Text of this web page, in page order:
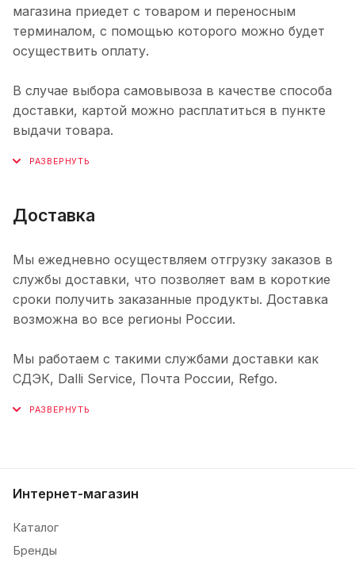
магазина приедет с товаром и переносным
терминалом, с помощью которого можно будет
осуществить оплату.
В случае выбора самовывоза в качестве способа
доставки, картой можно расплатиться в пункте
выдачи товара.
Доставка
Мы ежедневно осуществляем отгрузку заказов в
службы доставки, что позволяет вам в короткие
сроки получить заказанные продукты. Доставка
возможна во все регионы России.
Мы работаем с такими службами доставки как
СДЭК, Dalli Service, Почта России, Refgo.
Интернет-магазин
Каталог
Бренды